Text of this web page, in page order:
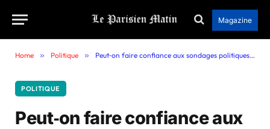
Magazine
Home » Politique » Peut‑on faire confiance aux sondages politiques ? Un statisticien nous donne les clés pour les décrypter
POLITIQUE
Peut‑on faire confiance aux